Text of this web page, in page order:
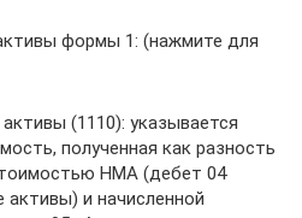
формы 1: (нажмите для
(1110): указывается
полученная как разность
НМА (дебет 04
активы) и начисленной